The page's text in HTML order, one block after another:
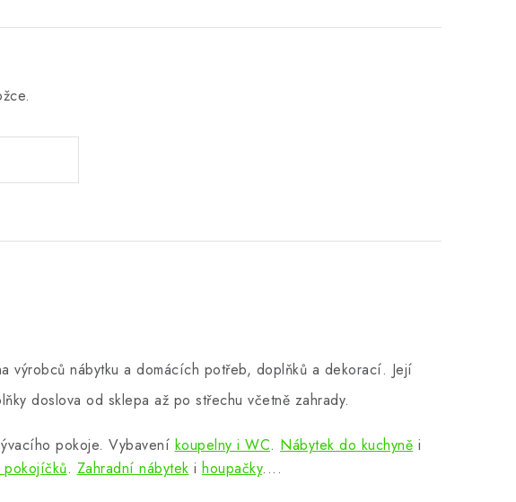
výrobců nábytku a domácích potřeb, doplňků a dekorací. Její
doslova od sklepa až po střechu včetně zahrady.
pokoje. Vybavení koupelny i WC. Nábytek do kuchyně i
pokojíčků. Zahradní nábytek i houpačky....